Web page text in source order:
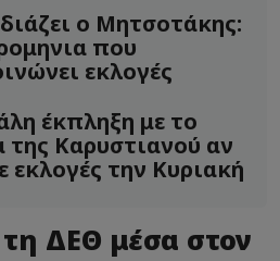
ο Μητσοτάκης:
που
εκλογές
έκπληξη με το
της Καρυστιανού αν
εκλογές την Κυριακή
ΔΕΘ μέσα στον